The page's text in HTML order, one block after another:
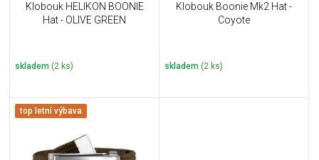
Klobouk HELIKON BOONIE
Hat - OLIVE GREEN
skladem (2 ks)
Klobouk Boonie Mk2 Hat -
Coyote
skladem (2 ks)
top letní výbava